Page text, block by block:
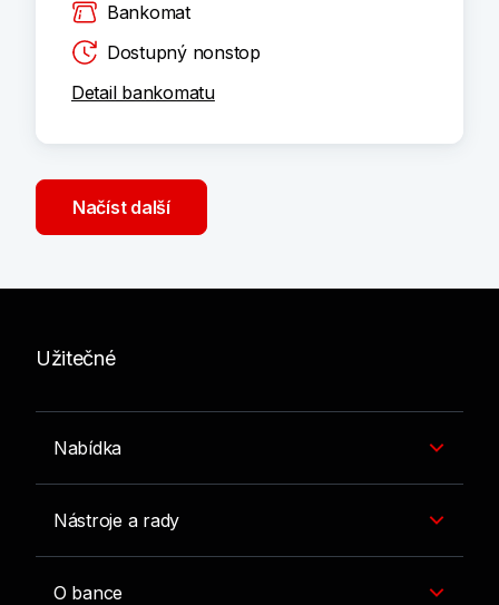
Bankomat
Dostupný nonstop
Detail bankomatu
Načíst další
Užitečné
Nabídka
Nástroje a rady
O bance